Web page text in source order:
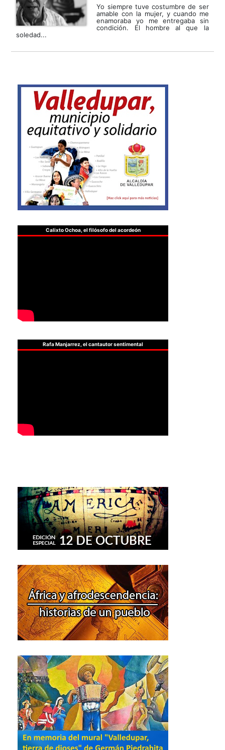
Yo siempre tuve costumbre de ser
amable con la mujer, y cuando me
enamoraba yo me entregaba sin
condición. El hombre al que la
soledad...
Calixto Ochoa, el filósofo del acordeón
Rafa Manjarrez, el cantautor sentimental